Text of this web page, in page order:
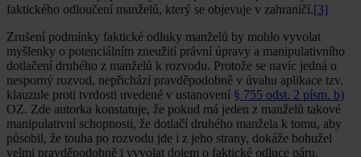
faktického odloučení manželů, který se objevuje v zahraničí.[3]
Zrušení podmínky faktické odluky manželů by mohlo vyvolat
myšlenky o potenciálním zneužití právní úpravy a manipulativního
dotlačení druhého z manželů k rozvodu. Protože se navíc jedná o
nesporný rozvod, nepřichází pravděpodobně v úvahu aplikace tzv.
klauzule proti tvrdosti uvedené v ustanovení § 755 odst. 2 písm. b)
OZ. Zde autorka konstatuje, že pokud má jeden z manželů takové
manipulativní schopnosti, že dotlačí druhého manžela k tomu, aby
působil, že touha po rozvodu jde i z jeho strany, dokáže bohužel
velmi pravděpodobně i vyvolat dojem o faktické odluce páru.